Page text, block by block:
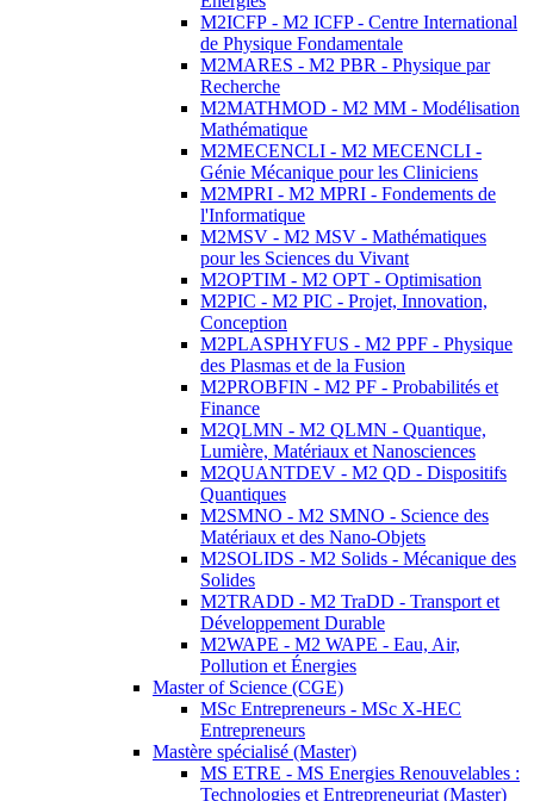
M2ICFP - M2 ICFP - Centre International
de Physique Fondamentale
M2MARES - M2 PBR - Physique par
Recherche
M2MATHMOD - M2 MM - Modélisation
Mathématique
M2MECENCLI - M2 MECENCLI -
Génie Mécanique pour les Cliniciens
M2MPRI - M2 MPRI - Fondements de
l'Informatique
M2MSV - M2 MSV - Mathématiques
pour les Sciences du Vivant
M2OPTIM - M2 OPT - Optimisation
M2PIC - M2 PIC - Projet, Innovation,
Conception
M2PLASPHYFUS - M2 PPF - Physique
des Plasmas et de la Fusion
M2PROBFIN - M2 PF - Probabilités et
Finance
M2QLMN - M2 QLMN - Quantique,
Lumière, Matériaux et Nanosciences
M2QUANTDEV - M2 QD - Dispositifs
Quantiques
M2SMNO - M2 SMNO - Science des
Matériaux et des Nano-Objets
M2SOLIDS - M2 Solids - Mécanique des
Solides
M2TRADD - M2 TraDD - Transport et
Développement Durable
M2WAPE - M2 WAPE - Eau, Air,
Pollution et Énergies
Master of Science (CGE)
MSc Entrepreneurs - MSc X-HEC
Entrepreneurs
Mastère spécialisé (Master)
MS ETRE - MS Energies Renouvelables :
Technologies et Entrepreneuriat (Master)